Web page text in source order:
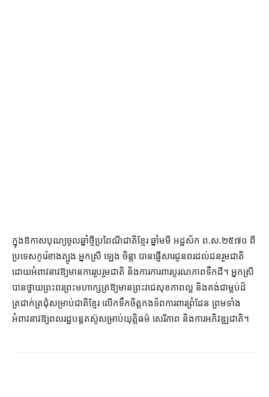
ក្នុងឱកាសបុណ្យចូលឆ្នាំថ្មីប្រពៃណីជាតិខ្មែរ ឆ្នាំមមី អដ្ឋស័ក ព.ស.២៥៧០ ពី
ប្រទេសកូរ៉េខាងត្បូង អ្នកស្រី ឡេង ចិន្តា បានផ្ញើសារជូនពរដល់ជនរួមជាតិ
ដោយអំពាវនាវឱ្យមានការរួបរួមជាតិ និងការការពារបូរណភាពទឹកដី។ អ្នកស្រី
បានថ្វាយព្រះពរព្រះមហាក្សត្រឱ្យមានព្រះរាជសុខភាពល្អ និងគង់ជាម្លប់ដ៏
ត្រជាក់ត្រជុំសម្រាប់ជាតិខ្មែរ លើកទឹកចិត្តកងទ័ពការពារព្រំដែន ព្រមទាំង
អំពាវនាវឱ្យពលរដ្ឋបន្តតស៊ូសម្រាប់យុត្តិធម៌ សេរីភាព និងការអភិវឌ្ឍជាតិ។